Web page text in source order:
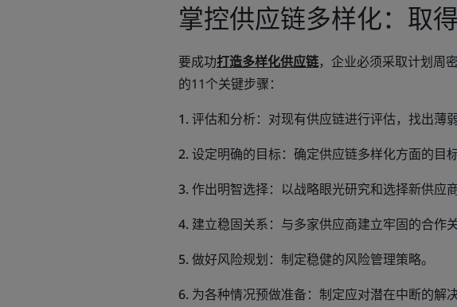
掌控供应链多样化：取
要成功打造多样化供应链，企业必须采取计划周
的11个关键步骤：
1. 评估和分析：对现有供应链进行评估，找出薄
2. 设定明确的目标：确定供应链多样化方面的目
3. 作出明智选择：以战略眼光研究和选择新供应商
4. 建立稳固关系：与多家供应商建立牢固的合作关
5. 做好风险规划：制定稳健的风险管理策略。
6. 为各种情况预做准备：制定应对潜在中断的解